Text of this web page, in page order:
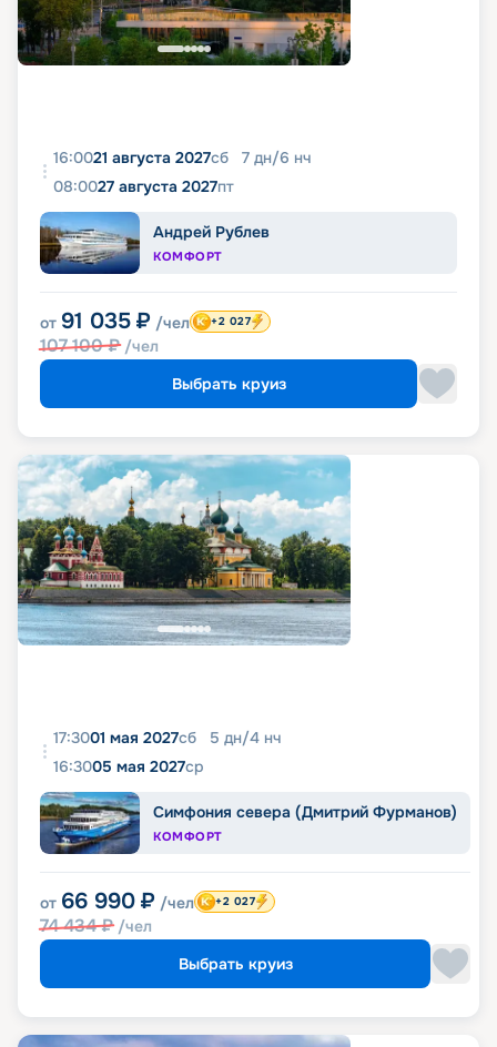
16:0021 августа 2027сб 7 дн/6 нч
08:0027 августа 2027пт
Андрей Рублев
КОМФОРТ
от 91 035 ₽ /чел
107 100₽ /чел
+2 027
Выбрать круиз
17:3001 мая 2027сб 5 дн/4 нч
16:3005 мая 2027ср
Симфония севера (Дмитрий Фурманов)
КОМФОРТ
от 66 990 ₽ /чел
74 434₽ /чел
+2 027
Выбрать круиз